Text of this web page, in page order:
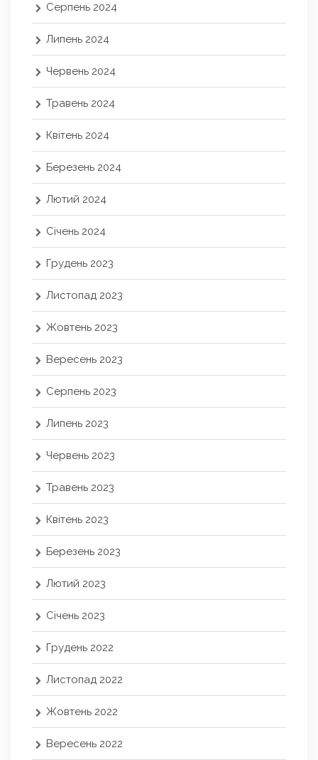
Серпень 2024
Липень 2024
Червень 2024
Травень 2024
Квітень 2024
Березень 2024
Лютий 2024
Січень 2024
Грудень 2023
Листопад 2023
Жовтень 2023
Вересень 2023
Серпень 2023
Липень 2023
Червень 2023
Травень 2023
Квітень 2023
Березень 2023
Лютий 2023
Січень 2023
Грудень 2022
Листопад 2022
Жовтень 2022
Вересень 2022